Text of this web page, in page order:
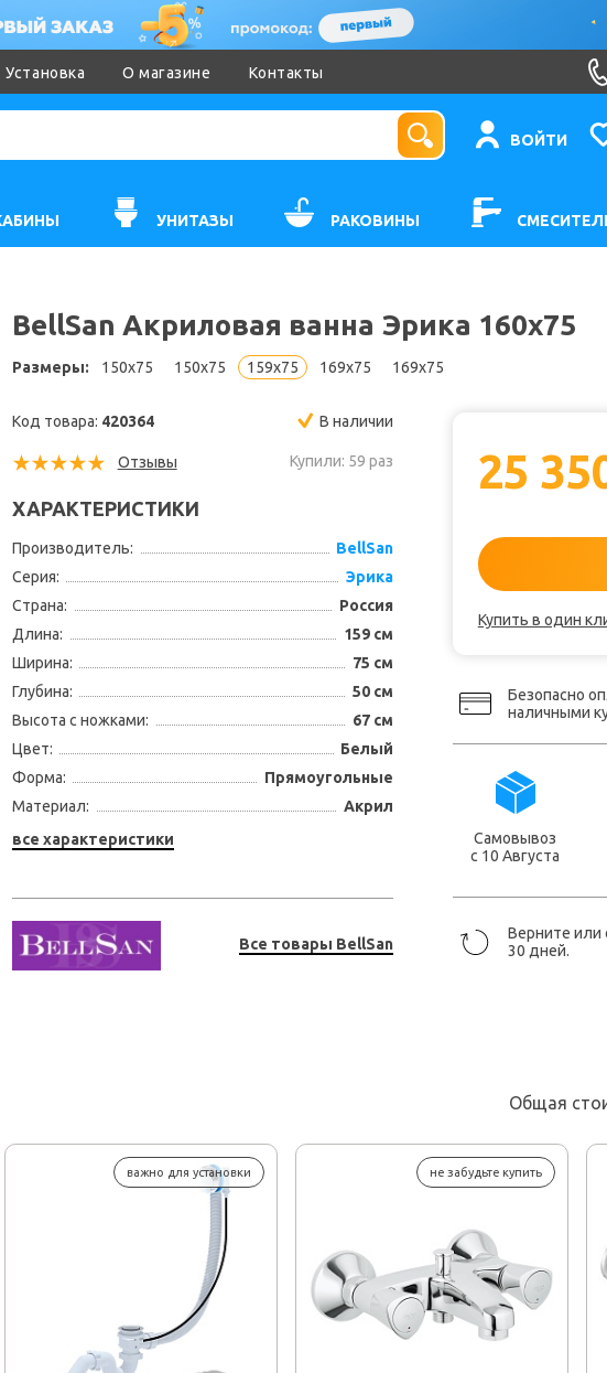
Установка О магазине Контакты
ВОЙТИ
УНИТАЗЫ РАКОВИНЫ
BellSan Акриловая ванна Эрика 160x75
Размеры: 150x75 150x75 159x75 169x75 169x75
Код товара: 420364 В наличии
Отзывы Купили: 59 раз
ХАРАКТЕРИСТИКИ
Производитель:
BellSan
Серия:
Эрика
Страна:
Россия
Длина:
159 см
Ширина:
75 см
Глубина:
50 см
Высота с ножками:
67 см
Цвет:
Белый
Форма:
Прямоугольные
Материал:
Акрил
все характеристики
Все товары BellSan
25
Купить в один
Безопасно
наличными
Самовывоз
с 10 Августа
Верните или
30 дней.
Общая
важно для установки не забудьте купить